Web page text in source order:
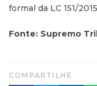
formal da LC 151/
Fonte: Supremo
COMPARTILHE